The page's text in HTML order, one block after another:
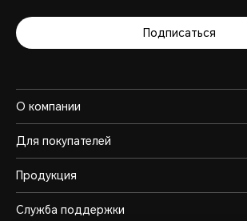
зарядки примерно
до 46%, полная
зарядка занимает
около 84 минут.
При тестировании
для зарядки
Подписаться
О компании
Для покупателей
Продукция
Служба поддержки